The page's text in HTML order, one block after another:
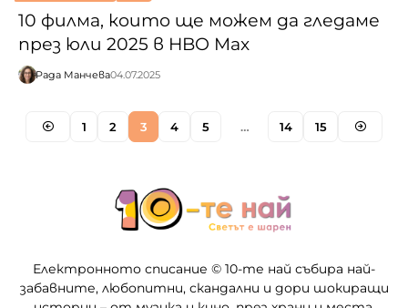
10 филма, които ще можем да гледаме
през юли 2025 в HBO Max
Рада Манчева04.07.2025
1 2 3 4 5 … 14 15
Електронното списание © 10-те най събира най-
забавните, любопитни, скандални и дори шокиращи